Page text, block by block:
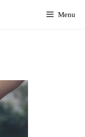
Menu